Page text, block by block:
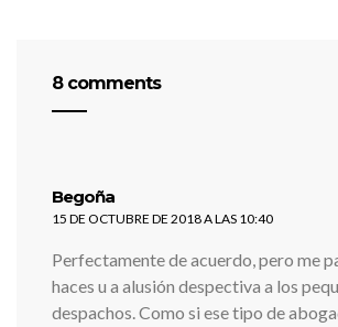
8 comments
Begoña
15 DE OCTUBRE DE 2018 A LAS 10:40
Perfectamente de acuerdo, pero me
haces u a alusión despectiva a los
despachos. Como si ese tipo de